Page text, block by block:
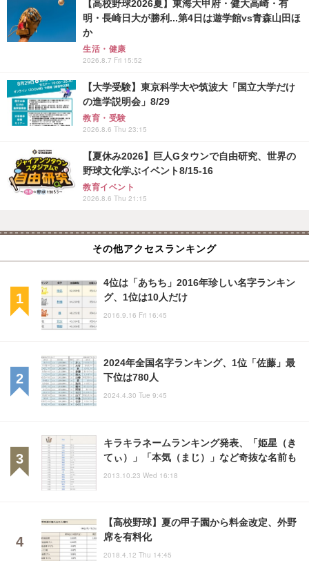
【高校野球2026夏】東海大甲府・健大高崎・有
明・長崎日大が勝利...第4日は遊学館vs青森山田ほ
か
生活・健康
2026.8.7 Fri 15:52
【大学受験】東京科学大や筑波大「国立大学だけ
の進学説明会」8/29
教育・受験
2026.8.6 Thu 23:15
【夏休み2026】巨人Gタウンで自由研究、世界の
野球文化学ぶイベント8/15-16
教育イベント
2026.8.6 Thu 21:15
その他アクセスランキング
4位は「あちち」2016年珍しい名字ランキン
グ、1位は10人だけ
2016.9.16 Fri 16:45
2024年全国名字ランキング、1位「佐藤」最
下位は780人
2024.4.30 Tue 9:45
キラキラネームランキング発表、「姫星（き
てぃ）」「本気（まじ）」など奇抜な名前も
2013.10.23 Wed 16:18
【高校野球】夏の甲子園から料金改定、外野
席を有料化
2018.4.12 Thu 14:45